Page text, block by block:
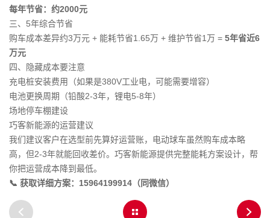
每年节省：约2000元
三、5年综合节省
购车成本差异约3万元 + 能耗节省1.65万 + 维护节省1万 = 5年省近6
万元
四、隐藏成本要注意
充电桩安装费用（如果是380V工业电，可能需要增容）
电池更换周期（铅酸2-3年，锂电5-8年）
场地停车棚建设
巧客新能源的运营建议
我们建议客户在选型前先算好运营账，电动球车虽然购车成本略
高，但2-3年就能回收差价。巧客新能源提供完整能耗方案设计，帮
你把运营成本降到最低。
📞 获取详细方案：15964199914（同微信）